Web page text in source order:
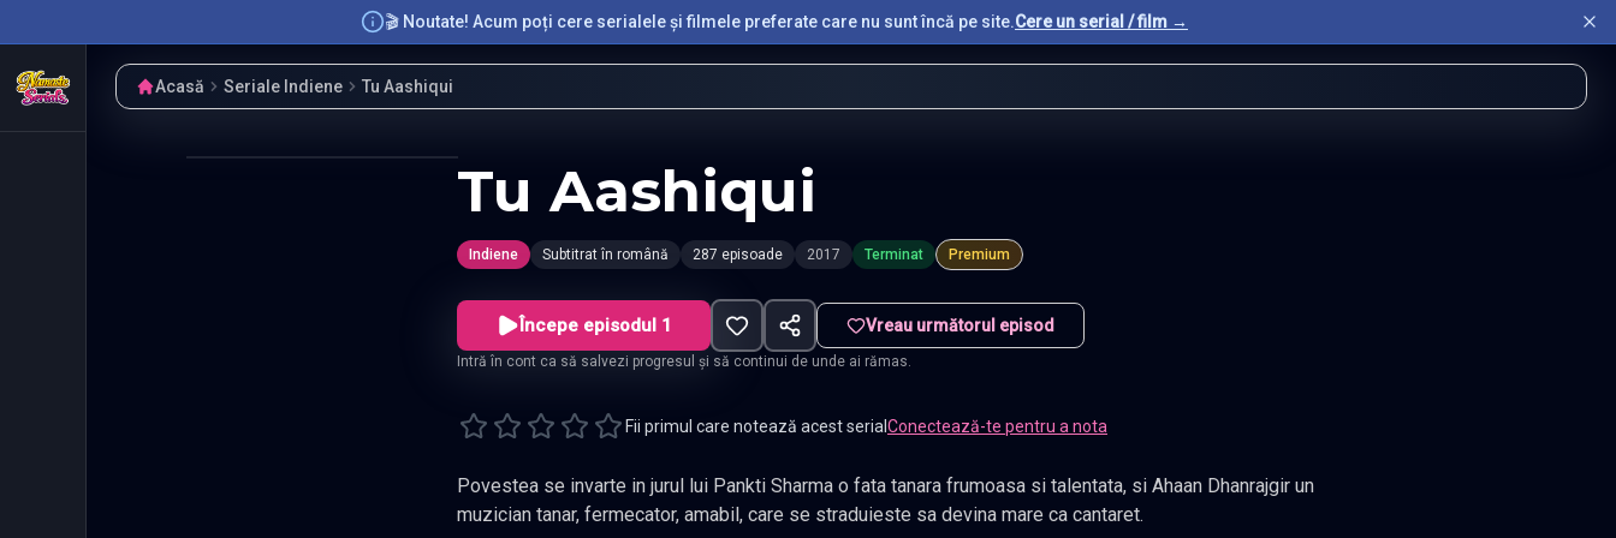
🎬 Noutate! Acum poți cere serialele și filmele preferate care nu sunt încă pe site.Cere un serial / film →
Acasă Seriale Indiene Tu Aashiqui
Tu Aashiqui
Indiene Subtitrat în română 287 episoade 2017 Terminat Premium
Începe episodul 1 Vreau următorul episod
Intră în cont ca să salvezi progresul și să continui de unde ai rămas.
Fii primul care notează acest serial Conectează-te pentru a nota
Povestea se invarte in jurul lui Pankti Sharma o fata tanara frumoasa si talentata, si Ahaan Dhanrajgir un
muzician tanar, fermecator, amabil, care se straduieste sa devina mare ca cantaret.